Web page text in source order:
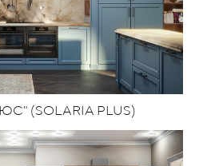
(SOLARIA PLUS)